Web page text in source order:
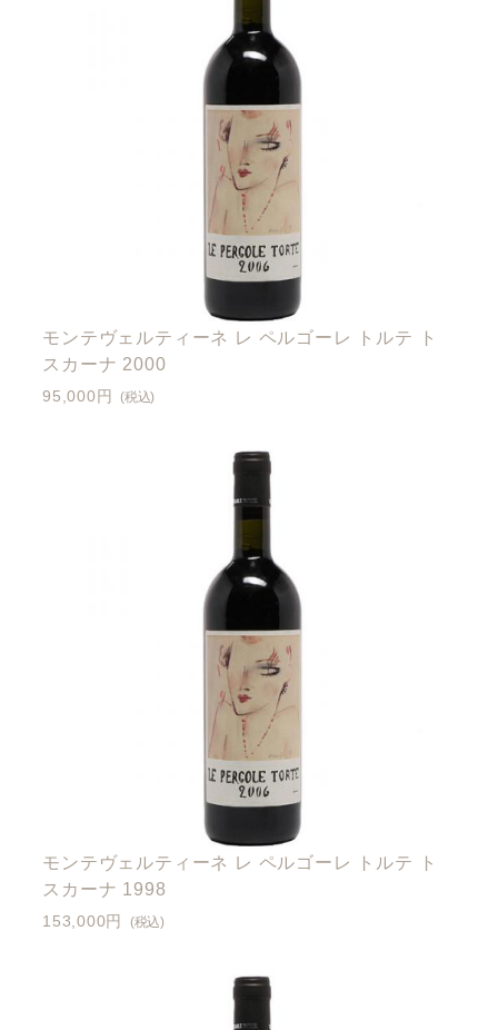
モンテヴェルティーネ レ ペルゴーレ トルテ ト
スカーナ 2000
95,000円 (税込)
モンテヴェルティーネ レ ペルゴーレ トルテ ト
スカーナ 1998
153,000円 (税込)